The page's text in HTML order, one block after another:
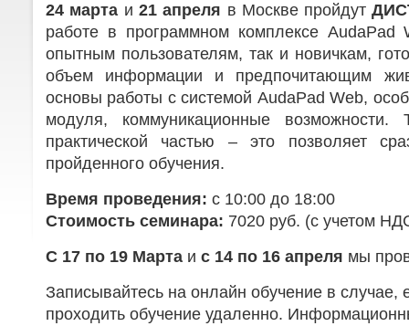
24 марта и 21 апреля в Москве пройдут
работе в программном комплексе AudaPad
опытным пользователям, так и новичкам,
объем информации и предпочитающим
основы работы с системой AudaPad Web,
модуля, коммуникационные возможности.
практической частью – это позволяет
пройденного обучения.
Время проведения: с 10:00 до 18:00
Стоимость семинара: 7020 руб. (с учетом
С 17 по 19 Марта и с 14 по 16 апреля мы
Записывайтесь на онлайн обучение в случае,
проходить обучение удаленно.